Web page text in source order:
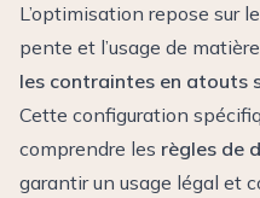
L’optimisation repose sur
pente et l’usage de
les contraintes en atouts
Cette configuration
comprendre les règles de
garantir un usage légal et